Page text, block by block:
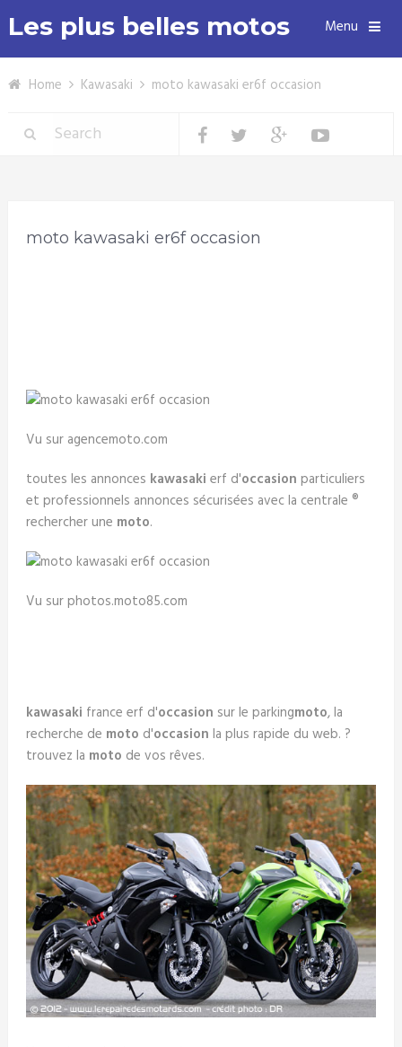
Les plus belles motos Menu
Home Kawasaki moto kawasaki er6f occasion
moto kawasaki er6f occasion
Vu sur agencemoto.com
toutes les annonces kawasaki erf d'occasion particuliers
et professionnels annonces sécurisées avec la centrale ®
rechercher une moto.
Vu sur photos.moto85.com
kawasaki france erf d'occasion sur le parkingmoto, la
recherche de moto d'occasion la plus rapide du web. ?
trouvez la moto de vos rêves.